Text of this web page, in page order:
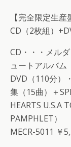
【完全限定生産
CD（2枚組）
CD・・・メル
ュートアルバム
DVD（110分）
集（15曲）＋
HEARTS U.S.A
PAMPHLET）
MECR-5011 ￥